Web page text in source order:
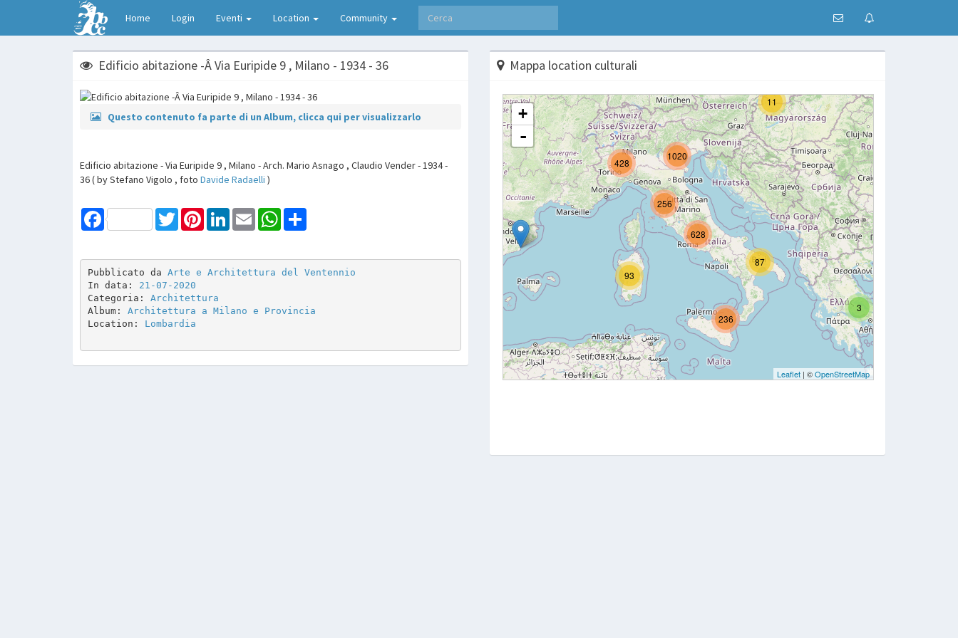
Home Login Eventi Location Community
Edificio abitazione -Â Via Euripide 9 , Milano - 1934 - 36
Questo contenuto fa parte di un Album, clicca qui per visualizzarlo
Edificio abitazione - Via Euripide 9 , Milano - Arch. Mario Asnago , Claudio Vender - 1934 -
36 ( by Stefano Vigolo , foto Davide Radaelli )
Facebook TwitterPinterestLinkedInEmail WhatsApp
Pubblicato da Arte e Architettura del Ventennio
In data: 21-07-2020
Categoria: Architettura
Album: Architettura a Milano e Provincia
Location: Lombardia
Mappa location culturali